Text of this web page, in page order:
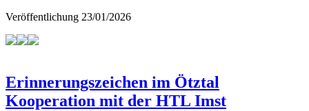
Veröffentlichung 23/01/2026
Erinnerungszeichen im Ötztal
Kooperation mit der HTL Imst